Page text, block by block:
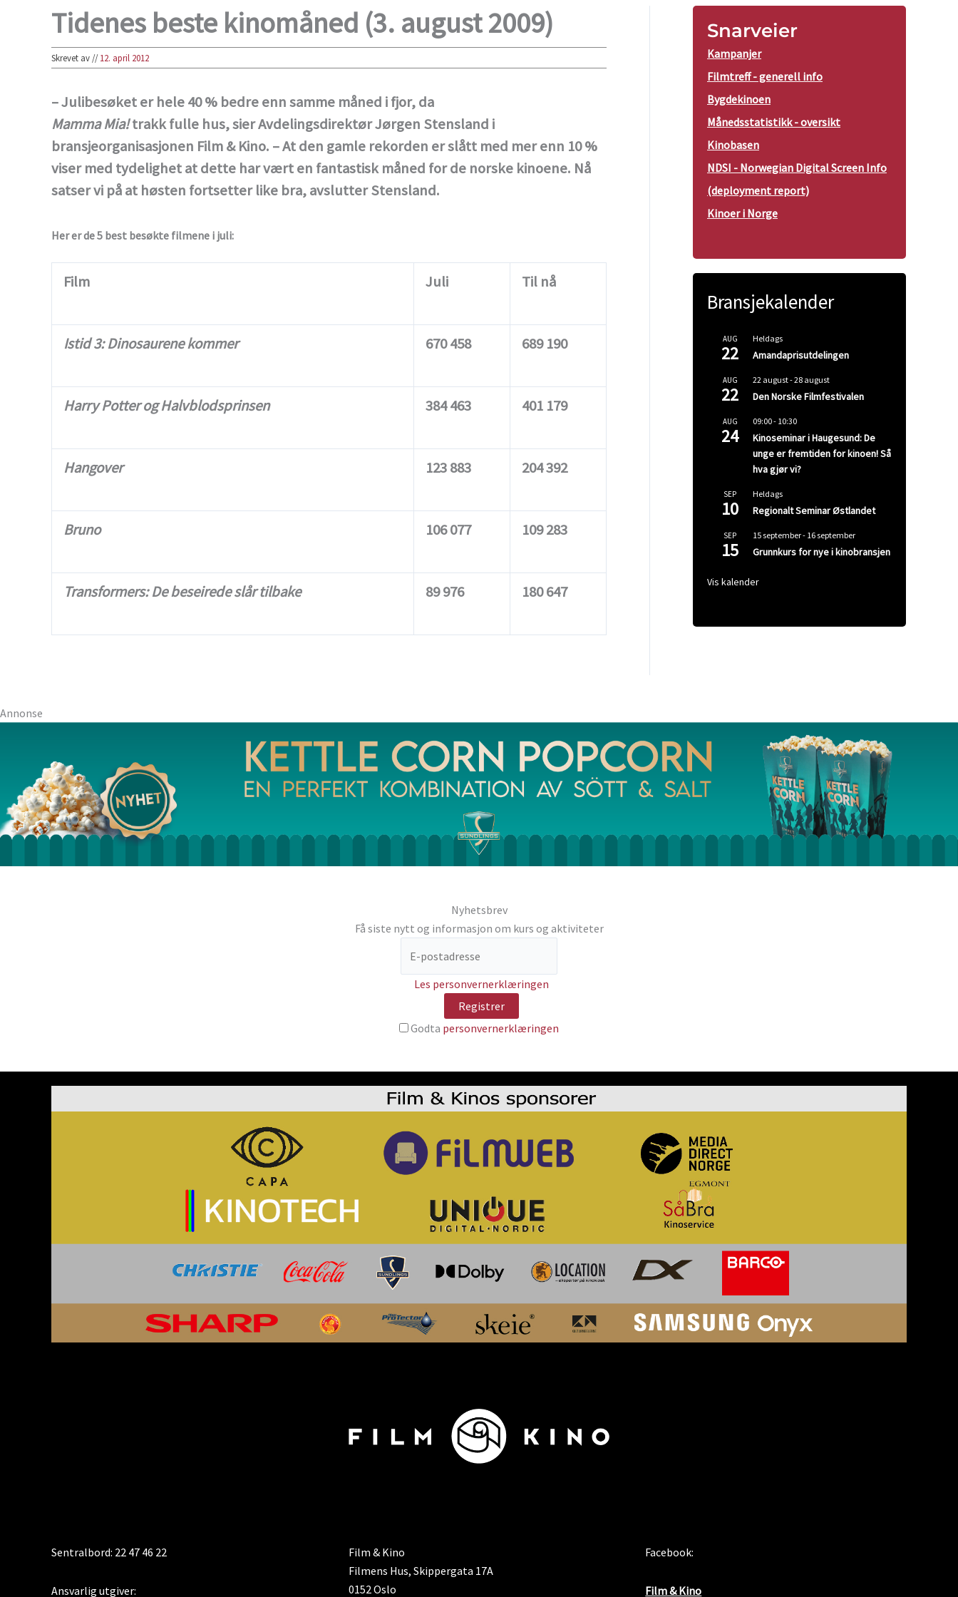
Tidenes beste kinomåned (3. august 2009)
Skrevet av//12. april 2012
– Julibesøket er hele 40 % bedre enn samme måned i fjor, da
Mamma Mia!trakk fulle hus, sier Avdelingsdirektør Jørgen Stensland i
bransjeorganisasjonen Film & Kino. – At den gamle rekorden er slått med mer enn 10 %
viser med tydelighet at dette har vært en fantastisk måned for de norske kinoene. Nå
satser vi på at høsten fortsetter like bra, avslutter Stensland.
Her er de 5 best besøkte filmene i juli:
Film Juli Til nå
Istid 3: Dinosaurene kommer 670 458 689 190
Harry Potter og Halvblodsprinsen 384 463 401 179
Hangover 123 883 204 392
Bruno 106 077 109 283
Transformers: De beseirede slår tilbake 89 976 180 647
Snarveier
Kampanjer
Filmtreff - generell info
Bygdekinoen
Månedsstatistikk - oversikt
Kinobasen
NDSI - Norwegian Digital Screen Info
(deployment report)
Kinoer i Norge
Bransjekalender
AUG
22
Heldags
Amandaprisutdelingen
AUG
22
22 august-28 august
Den Norske Filmfestivalen
AUG
24
09:00- 10:30
Kinoseminar i Haugesund: De
unge er fremtiden for kinoen! Så
hva gjør vi?
SEP
10
Heldags
Regionalt Seminar Østlandet
SEP
15
15 september- 16 september
Grunnkurs for nye i kinobransjen
Vis kalender
Annonse
Nyhetsbrev
Få siste nytt og informasjon om kurs og aktiviteter
Les personvernerklæringen
Godta personvernerklæringen
Sentralbord: 22 47 46 22
Ansvarlig utgiver:
Film & Kino
Filmens Hus, Skippergata 17A
0152 Oslo
Facebook:
Film & Kino